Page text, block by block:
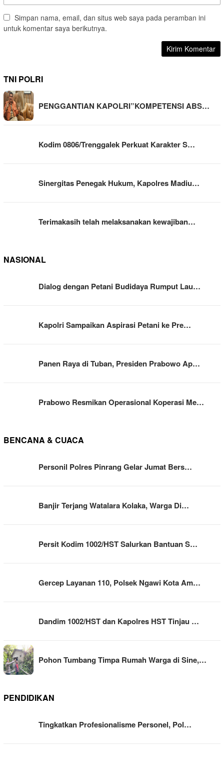
Simpan nama, email, dan situs web saya pada peramban ini
untuk komentar saya berikutnya.
TNI POLRI
PENGGANTIAN KAPOLRI”KOMPETENSI ABS…
Kodim 0806/Trenggalek Perkuat Karakter S…
Sinergitas Penegak Hukum, Kapolres Madiu…
Terimakasih telah melaksanakan kewajiban…
NASIONAL
Dialog dengan Petani Budidaya Rumput Lau…
Kapolri Sampaikan Aspirasi Petani ke Pre…
Panen Raya di Tuban, Presiden Prabowo Ap…
Prabowo Resmikan Operasional Koperasi Me…
BENCANA & CUACA
Personil Polres Pinrang Gelar Jumat Bers…
Banjir Terjang Watalara Kolaka, Warga Di…
Persit Kodim 1002/HST Salurkan Bantuan S…
Gercep Layanan 110, Polsek Ngawi Kota Am…
Dandim 1002/HST dan Kapolres HST Tinjau …
Pohon Tumbang Timpa Rumah Warga di Sine,…
PENDIDIKAN
Tingkatkan Profesionalisme Personel, Pol…